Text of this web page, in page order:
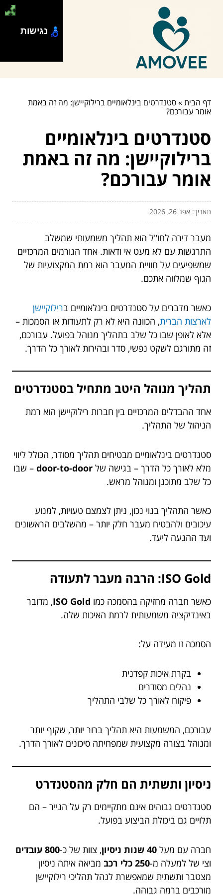
דף הבית»סטנדרטים בינלאומיים ברילוקיישן: מה זה באמת
אומר עבורכם?
סטנדרטים בינלאומיים
ברילוקיישן: מה זה באמת
אומר עבורכם?
תאריך: אפר 26, 2026
מעבר דירה לחו"ל הוא תהליך משמעותי שמשלב
התרגשות עם לא מעט אי ודאות. אחד הגורמים המרכזיים
שמשפיעים על חוויית המעבר הוא רמת המקצועיות של
הגוף שמלווה אתכם.
כאשר מדברים על סטנדרטים בינלאומיים ברילוקיישן
לארצות הברית, הכוונה היא לא רק לתעודות או הסמכות –
אלא לאופן שבו כל שלב בתהליך מנוהל בפועל. עבורכם,
זה מתורגם לשקט נפשי, סדר ובהירות לאורך כל הדרך.
תהליך מנוהל היטב מתחיל בסטנדרטים
אחד ההבדלים המרכזיים בין חברות רילוקיישן הוא רמת
הניהול של התהליך.
סטנדרטים בינלאומיים מבטיחים תהליך מסודר, הכולל ליווי
מלא לאורך כל הדרך – בגישה של door-to-door – שבו
כל שלב מתוכנן ומנוהל מראש.
כאשר התהליך בנוי נכון, ניתן לצמצם טעויות, למנוע
עיכובים ולהבטיח מעבר חלק יותר – מהשלבים הראשונים
ועד ההגעה ליעד.
ISO Gold: הרבה מעבר לתעודה
כאשר חברה מחזיקה בהסמכה כמו ISO Gold, מדובר
באינדיקציה משמעותית לרמת האיכות שלה.
הסמכה זו מעידה על:
בקרת איכות קפדנית
נהלים מסודרים
פיקוח לאורך כל שלבי התהליך
עבורכם, המשמעות היא תהליך ברור יותר, שקוף יותר
ומנוהל בצורה מקצועית שמפחיתה סיכונים לאורך הדרך.
ניסיון ותשתית הם חלק מהסטנדרט
סטנדרטים גבוהים אינם מתקיימים רק על הנייר – הם
תלויים גם ביכולת הביצוע בפועל.
חברה עם מעל 40 שנות ניסיון , צוות של כ-800 עובדים
וצי של למעלה מ-250 כלי רכב
מביאה איתה ניסיון
מצטבר ותשתית שמאפשרת לנהל תהליכי רילוקיישן
מורכבים ברמה גבוהה.
נגישות